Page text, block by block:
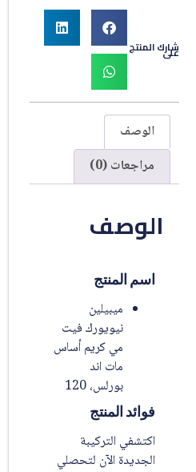
شارك المنتج
على
الوصف
مراجعات (0)
الوصف
اسم المنتج
ميبيلين
نيويورك فيت
مي كريم أساس
مات اند
بورلس، 120
فوائد المنتج
اكتشفي التركيبة
الجديدة الآن لتحصلي